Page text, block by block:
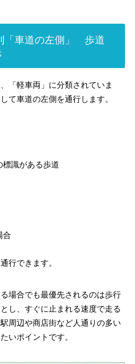
「車道の左側」 歩道
「軽車両」に分類されていま
て車道の左側を通行します。
標識がある歩道
合
行できます。
場合でも最優先されるのは歩行
し、すぐに止まれる速度で走る
周辺や商店街など人通りの多い
いポイントです。